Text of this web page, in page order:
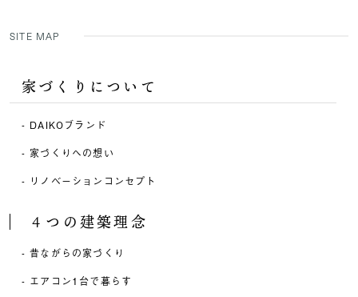
SITE MAP
家づくりについて
DAIKOブランド
家づくりへの想い
リノベーションコンセプト
４つの建築理念
昔ながらの家づくり
エアコン1台で暮らす